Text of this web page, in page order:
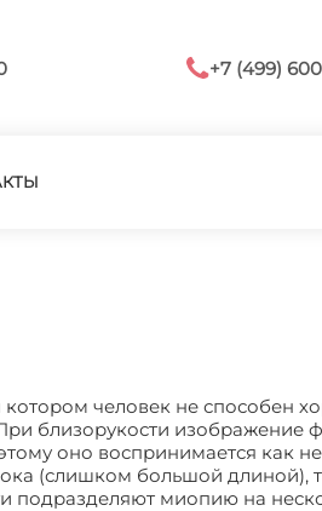
+7 (499)
человек не способен
близорукости изображение
оно воспринимается как
(слишком большой длиной),
подразделяют миопию на